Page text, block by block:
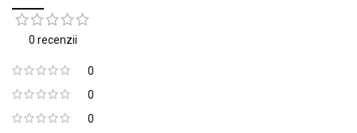
0 recenzii
0
0
0